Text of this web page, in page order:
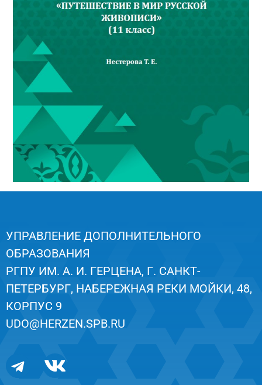
УПРАВЛЕНИЕ ДОПОЛНИТЕЛЬНОГО
ОБРАЗОВАНИЯ
РГПУ ИМ. А. И. ГЕРЦЕНА, Г. САНКТ-
ПЕТЕРБУРГ, НАБЕРЕЖНАЯ РЕКИ МОЙКИ, 48,
КОРПУС 9
UDO@HERZEN.SPB.RU